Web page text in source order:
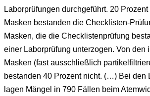
Laborprüfungen durchgeführt. 20 Prozent
Masken bestanden die Checklisten-
Masken, die die Checklistenprüfung
einer Laborprüfung unterzogen. Von den
Masken (fast ausschließlich
bestanden 40 Prozent nicht. (…) Bei den
lagen Mängel in 790 Fällen beim